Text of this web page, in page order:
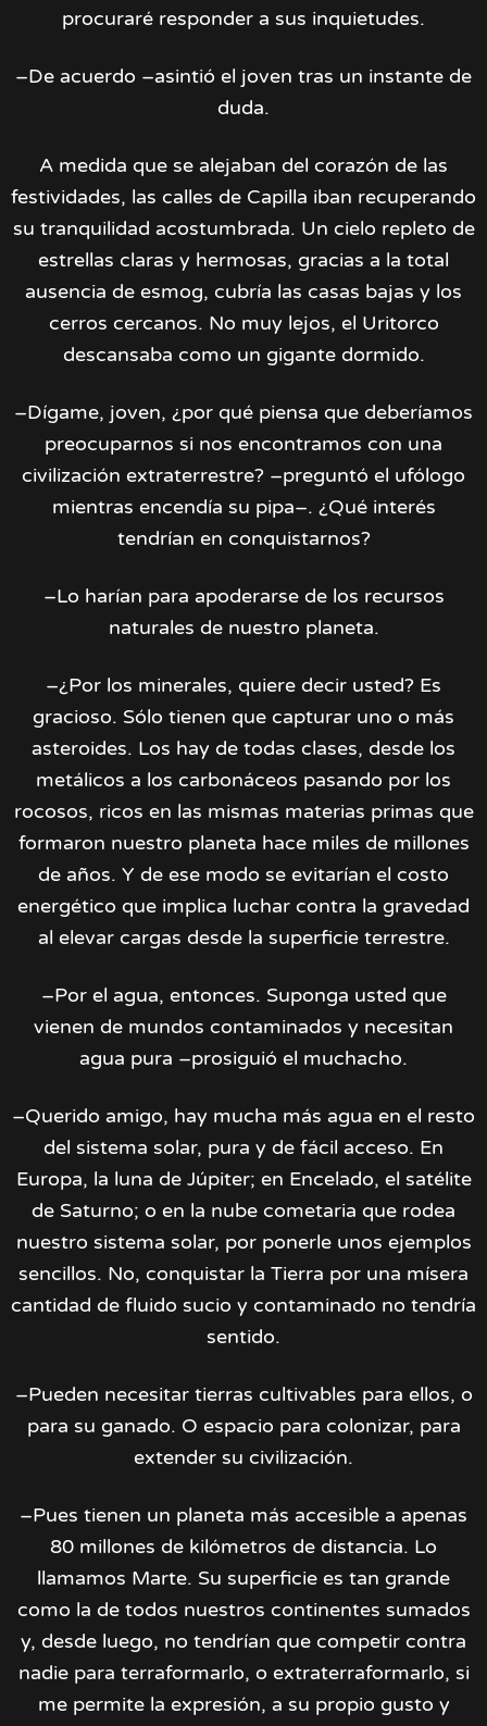
procuraré responder a sus inquietudes.
–De acuerdo –asintió el joven tras un instante de
duda.
A medida que se alejaban del corazón de las
festividades, las calles de Capilla iban recuperando
su tranquilidad acostumbrada. Un cielo repleto de
estrellas claras y hermosas, gracias a la total
ausencia de esmog, cubría las casas bajas y los
cerros cercanos. No muy lejos, el Uritorco
descansaba como un gigante dormido.
–Dígame, joven, ¿por qué piensa que deberíamos
preocuparnos si nos encontramos con una
civilización extraterrestre? –preguntó el ufólogo
mientras encendía su pipa–. ¿Qué interés
tendrían en conquistarnos?
–Lo harían para apoderarse de los recursos
naturales de nuestro planeta.
–¿Por los minerales, quiere decir usted? Es
gracioso. Sólo tienen que capturar uno o más
asteroides. Los hay de todas clases, desde los
metálicos a los carbonáceos pasando por los
rocosos, ricos en las mismas materias primas que
formaron nuestro planeta hace miles de millones
de años. Y de ese modo se evitarían el costo
energético que implica luchar contra la gravedad
al elevar cargas desde la superficie terrestre.
–Por el agua, entonces. Suponga usted que
vienen de mundos contaminados y necesitan
agua pura –prosiguió el muchacho.
–Querido amigo, hay mucha más agua en el resto
del sistema solar, pura y de fácil acceso. En
Europa, la luna de Júpiter; en Encelado, el satélite
de Saturno; o en la nube cometaria que rodea
nuestro sistema solar, por ponerle unos ejemplos
sencillos. No, conquistar la Tierra por una mísera
cantidad de fluido sucio y contaminado no tendría
sentido.
–Pueden necesitar tierras cultivables para ellos, o
para su ganado. O espacio para colonizar, para
extender su civilización.
–Pues tienen un planeta más accesible a apenas
80 millones de kilómetros de distancia. Lo
llamamos Marte. Su superficie es tan grande
como la de todos nuestros continentes sumados
y, desde luego, no tendrían que competir contra
nadie para terraformarlo, o extraterraformarlo, si
me permite la expresión, a su propio gusto y